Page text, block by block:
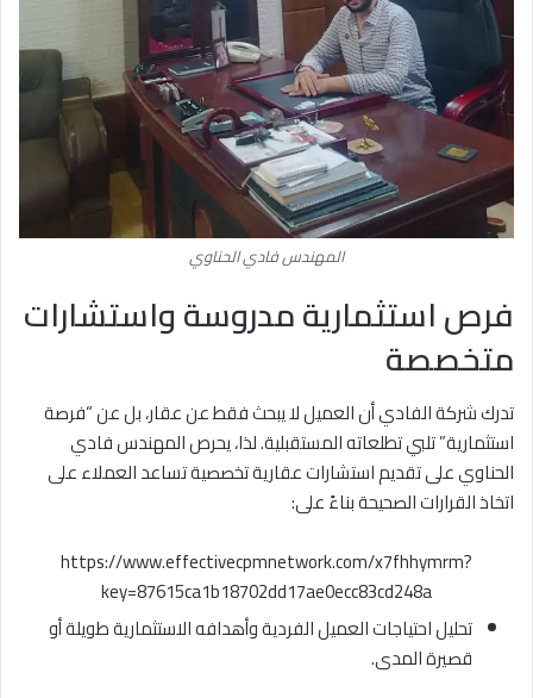
المهندس فادي الحناوي
فرص استثمارية مدروسة واستشارات
متخصصة
تدرك شركة الفادي أن العميل لا يبحث فقط عن عقار، بل عن “فرصة
استثمارية” تلبي تطلعاته المستقبلية. لذا، يحرص المهندس فادي
الحناوي على تقديم استشارات عقارية تخصصية تساعد العملاء على
اتخاذ القرارات الصحيحة بناءً على:
https://www.effectivecpmnetwork.com/x7fhhymrm?
key=87615ca1b18702dd17ae0ecc83cd248a
تحليل احتياجات العميل الفردية وأهدافه الاستثمارية طويلة أو
قصيرة المدى.